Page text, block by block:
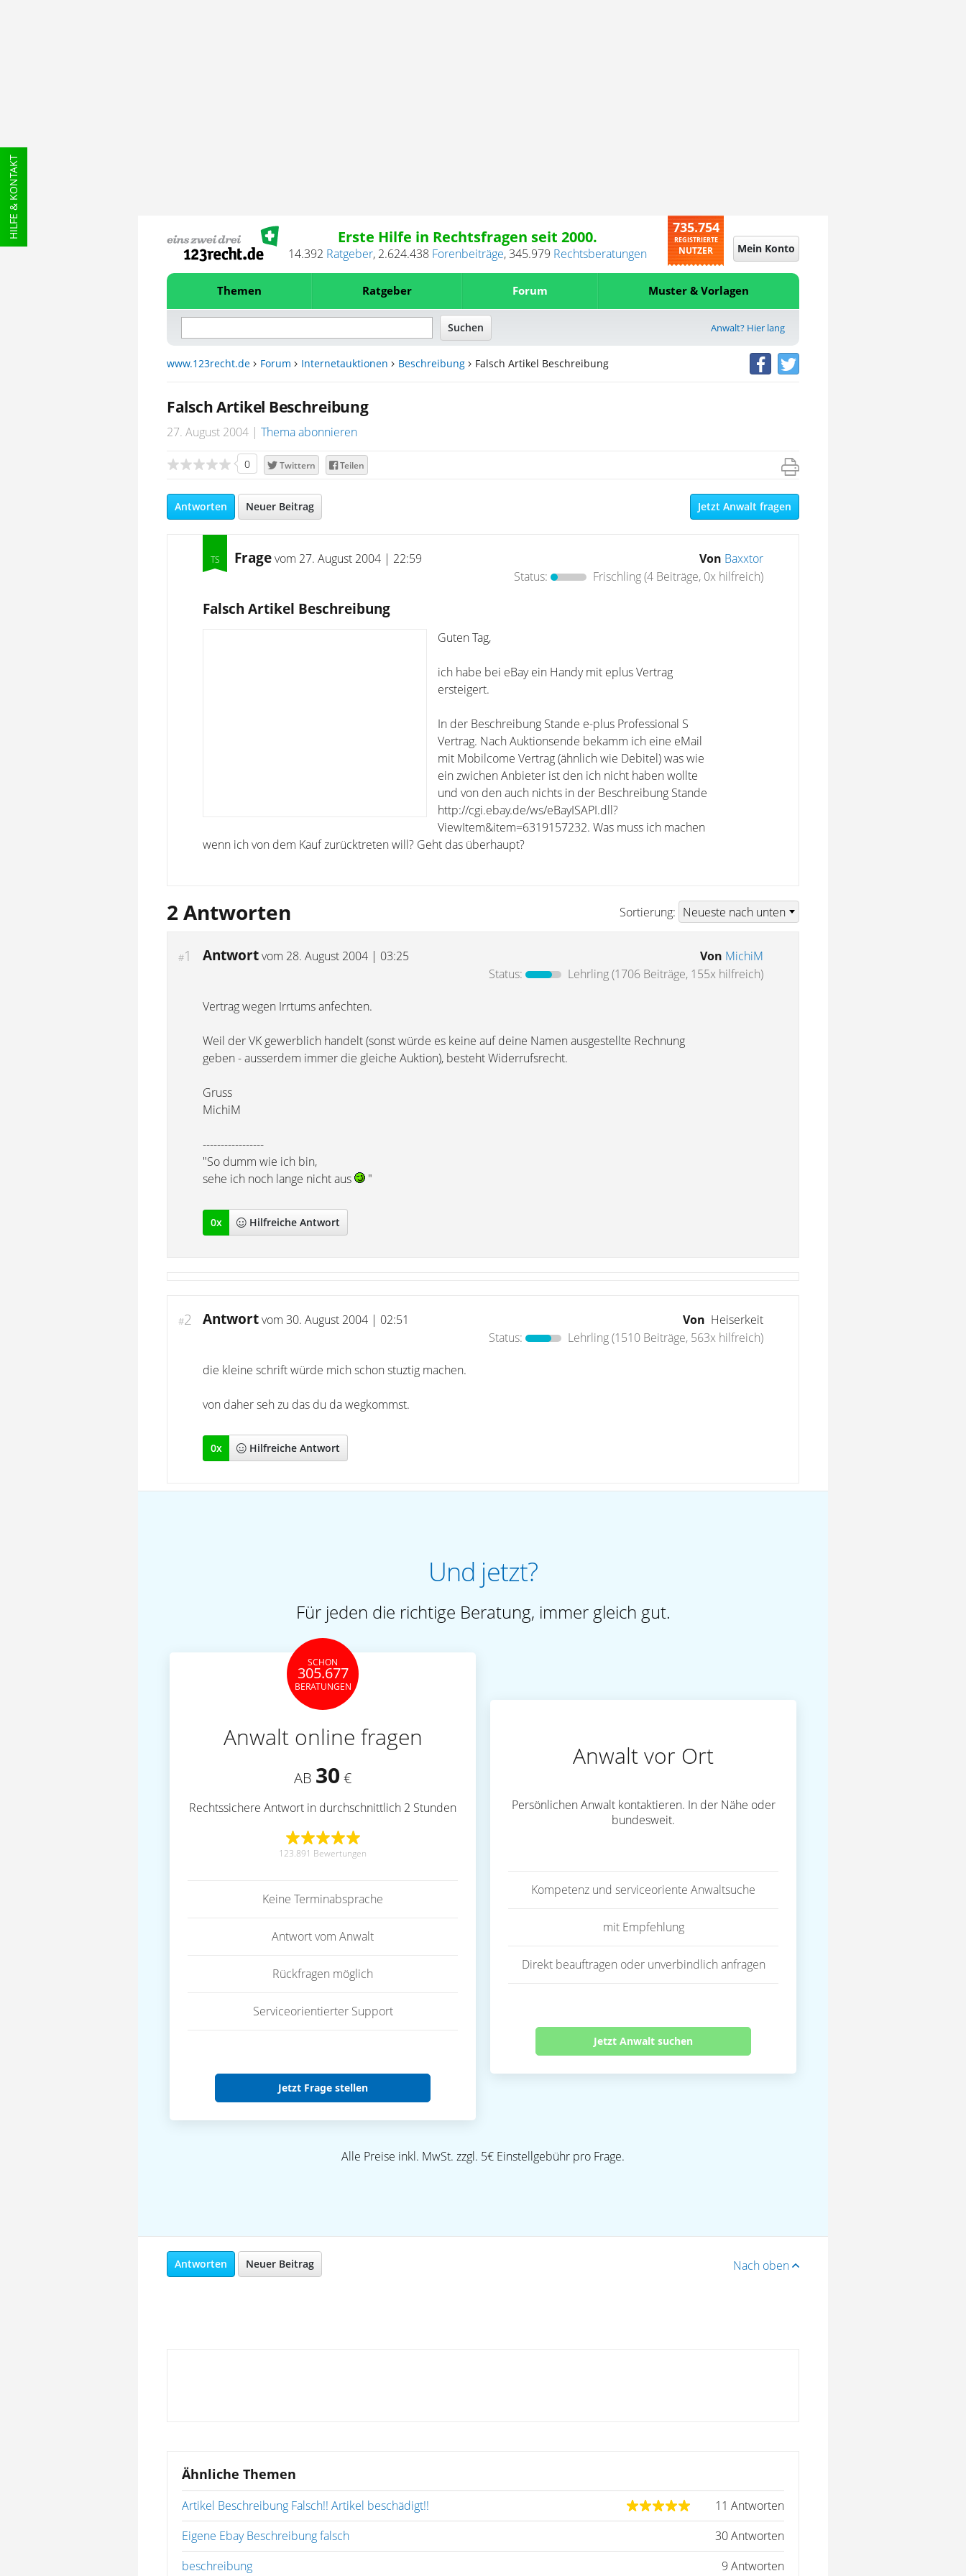
HILFE & KONTAKT Erste Hilfe in Rechtsfragen seit 2000.
14.392 Ratgeber, 2.624.438 Forenbeiträge,345.979 Rechtsberatungen
735.754
REGISTRIERTE
NUTZER Mein Konto
Themen Ratgeber Forum Muster & Vorlagen
Anwalt? Hier lang
www.123recht.de Forum Internetauktionen Beschreibung Falsch Artikel Beschreibung
Falsch Artikel Beschreibung
27. August 2004 Thema abonnieren
0 Twittern Teilen
Antworten Neuer Beitrag Jetzt Anwalt fragen
Fragevom 27. August 2004 | 22:59 Von Baxxtor
Status:
Frischling(4 Beiträge, 0x hilfreich)
Falsch Artikel Beschreibung
Guten Tag,
ich habe bei eBay ein Handy mit eplus Vertrag
ersteigert.
In der Beschreibung Stande e-plus Professional S
Vertrag. Nach Auktionsende bekamm ich eine eMail
mit Mobilcome Vertrag (ähnlich wie Debitel) was wie
ein zwichen Anbieter ist den ich nicht haben wollte
und von den auch nichts in der Beschreibung Stande
http://cgi.ebay.de/ws/eBayISAPI.dll?
ViewItem&item=6319157232. Was muss ich machen
wenn ich von dem Kauf zurücktreten will? Geht das überhaupt?
2 Antworten Sortierung:
#1 Antwortvom 28. August 2004 | 03:25 Von MichiM
Status:
Lehrling(1706 Beiträge, 155x hilfreich)
Vertrag wegen Irrtums anfechten.
Weil der VK gewerblich handelt (sonst würde es keine auf deine Namen ausgestellte Rechnung
geben - ausserdem immer die gleiche Auktion), besteht Widerrufsrecht.
Gruss
MichiM
-----------------
"So dumm wie ich bin,
sehe ich noch lange nicht aus
"
0x Hilfreiche Antwort
#2 Antwortvom 30. August 2004 | 02:51 Von Heiserkeit
Status:
Lehrling(1510 Beiträge, 563x hilfreich)
die kleine schrift würde mich schon stuztig machen.
von daher seh zu das du da wegkommst.
0x Hilfreiche Antwort
Und jetzt?
Für jeden die richtige Beratung, immer gleich gut.
SCHON
305.677
BERATUNGEN
Anwalt online fragen
AB 30 €
Rechtssichere Antwort in durchschnittlich 2 Stunden
123.891 Bewertungen
Keine Terminabsprache
Antwort vom Anwalt
Rückfragen möglich
Serviceorientierter Support
Jetzt Frage stellen
Anwalt vor Ort
Persönlichen Anwalt kontaktieren. In der Nähe oder
bundesweit.
Kompetenz und serviceoriente Anwaltsuche
mit Empfehlung
Direkt beauftragen oder unverbindlich anfragen
Jetzt Anwalt suchen
Alle Preise inkl. MwSt. zzgl. 5€ Einstellgebühr pro Frage.
Nach oben
Antworten Neuer Beitrag
Ähnliche Themen
Artikel Beschreibung Falsch!! Artikel beschädigt!!
11 Antworten
Eigene Ebay Beschreibung falsch
30 Antworten
beschreibung
9 Antworten